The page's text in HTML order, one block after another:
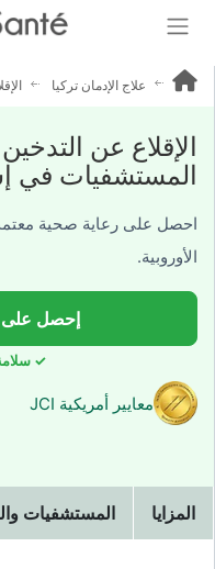
علاج الإدمان تركيا
الإقلاع عن
المستشفيات في
احصل على رعاية صحية معتمدة
الأوروبية.
إحصل
✓
معايير أمريكية JCI
المزايا المستشفيات